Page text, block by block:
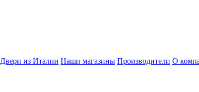
Двери из Италии Наши магазины Производители О